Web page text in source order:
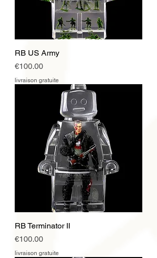
RB US Army
Price
€100.00
livraison gratuite
RB Terminator II
Price
€100.00
livraison gratuite